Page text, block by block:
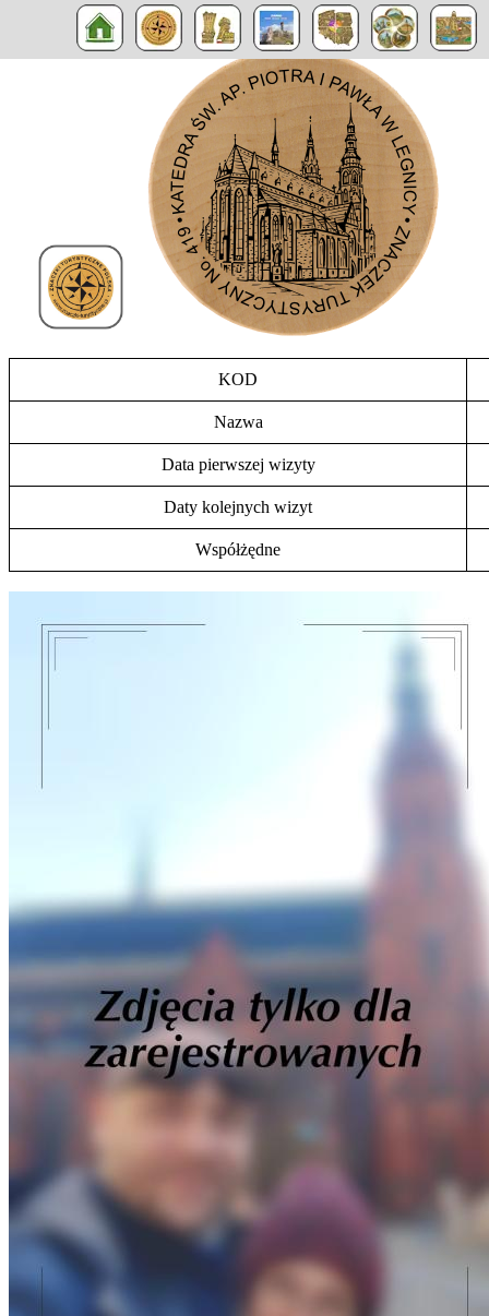
KOD
Nazwa
Data pierwszej wizyty
Daty kolejnych wizyt
Współżędne